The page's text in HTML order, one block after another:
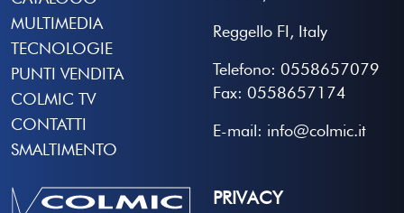
MULTIMEDIA
TECNOLOGIE
PUNTI VENDITA
COLMIC TV
CONTATTI
SMALTIMENTO
Reggello FI, Italy
Telefono: 0558657079
Fax: 0558657174
E-mail: info@colmic.it
PRIVACY